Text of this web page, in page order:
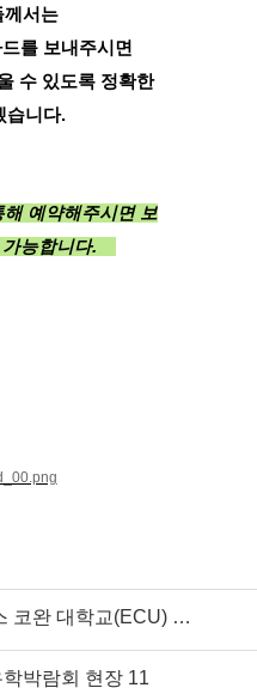
께서는
를 보내주시면
수 있도록 정확한
습니다.
예약해주시면 보
가능합니다.
2019.04 에디스 코완 대학교(ECU) & 에디스 코완 컬리지(ECC) 담당자 방문
박람회 현장 11